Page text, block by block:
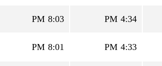
4:34 PM
8:03 PM
4:33 PM
8:01 PM